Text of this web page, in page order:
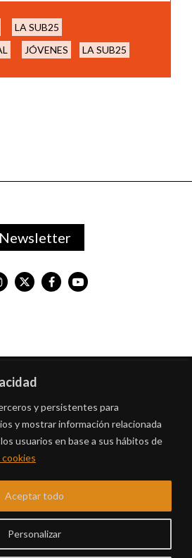
y persistentes para
y mostrar información relacionada
usuarios en base a sus hábitos de
Personalizar
Aceptar todo
LA SUB25
JÓVENES LA SUB25
Newsletter
TURISMO Y NEGOCIO, S.A.,
derechos reservados
C/Conde Duque 9-11, 28015 (Madrid)
destino.com
DE COOKIES